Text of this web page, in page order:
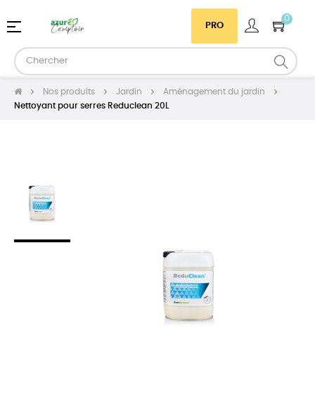
PRO
0
Basculer
navigation
☰
Nos produits Jardin
Aménagement du jardin
Nettoyant pour serres Reduclean 20L